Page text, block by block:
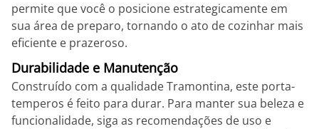
permite que você o posicione estrategicamente em
sua área de preparo, tornando o ato de cozinhar mais
eficiente e prazeroso.
Durabilidade e Manutenção
Construído com a qualidade Tramontina, este porta-
temperos é feito para durar. Para manter sua beleza e
funcionalidade, siga as recomendações de uso e